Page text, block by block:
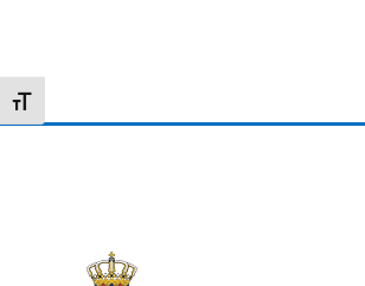
Промени величину слова